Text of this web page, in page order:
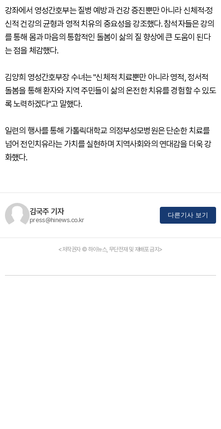
강좌에서 영성간호부는 질병 예방과 건강 증진뿐만 아니라 신체적·정
신적 건강의 균형과 영적 치유의 중요성을 강조했다. 참석자들은 강의
를 통해 몸과 마음의 통합적인 돌봄이 삶의 질 향상에 큰 도움이 된다
는 점을 체감했다.
김양희 영성간호부장 수녀는 "신체적 치료뿐만 아니라 영적, 정서적
돌봄을 통해 환자와 지역 주민들이 삶의 온전한 치유를 경험할 수 있도
록 노력하겠다"고 말했다.
일련의 행사를 통해 가톨릭대학교 의정부성모병원은 단순한 치료를
넘어 전인치유라는 가치를 실현하며 지역사회와의 연대감을 더욱 강
화했다.
김국주 기자
press@hinews.co.kr
다른기사 보기
<저작권자 © 하이뉴스, 무단전재 및 재배포 금지>